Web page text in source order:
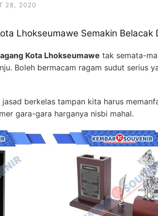
28, 2020
Lhokseumawe Semakin Belacak
Kota Lhokseumawe tak semata-
Boleh bermacam ragam sudut serius
jasad berkelas tampan kita harus
gara-gara harganya nisbi mahal.